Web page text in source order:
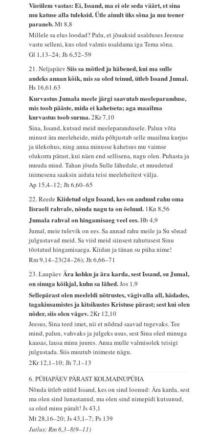
Väeülem vastas: Ei, Issand, ma ei ole seda väärt, et sina
mu katuse alla tuleksid. Ütle ainult üks sõna ja mu teener
paraneb.Mt 8,8
Millele sa elus loodad? Palu, et jõuaksid usalduses Jeesuse
vastu selleni, kus oled valmis usaldama iga Tema sõna.
Gl 1,13–24; Jh 6,52–59
21. NeljapäevSiis sa mõtled ja häbened, kui ma sulle
andeks annan kõik, mis sa oled teinud, ütleb Issand Jumal.
Hs 16,61.63
Kurvastus Jumala meele järgi saavutab meeleparanduse,
mis toob pääste, mida ei kahetseta; aga maailma
kurvastus toob surma.2Kr 7,10
Sina, Issand, kutsud meid meeleparandusele. Palun võta
minust ära meeleheide, mida põhjustab selle maailma kurjus
ja ülekohus, ning anna minusse kahetsus mu vaimse
olukorra pärast, kui näen end sellisena, nagu olen. Puhasta ja
muuda mind. Tahan jõuda Sulle lähedale, et muudetud
inimesena saaksin aidata teisi meeleheitest välja.
Ap 15,4–12; Jh 6,60–65
22. ReedeKiidetud olgu Issand, kes on andnud rahu oma
Iisraeli rahvale, nõnda nagu ta on öelnud. 1Kn 8,56
Jumala rahval on hingamisaeg veel ees.Hb 4,9
Jumal, meie tulevik on ees. Sa annad rahu meile ja Su sõnad
julgustavad meid. Sa viid meid siinsest rahutusest Sinu
tõotatud hingamisaega. Kiidan ja tänan su püha nime!
Rm 9,14–23(24–26); Jh 6,66–71
23. LaupäevÄra kohku ja ära karda, sest Issand, su Jumal,
on sinuga kõikjal, kuhu sa lähed.Jos 1,9
Sellepärast olen meeleldi nõtrustes, vägivalla all, hädades,
tagakiusamistes ja kitsikustes Kristuse pärast; sest kui olen
nõder, siis olen vägev.2Kr 12,10
Jeesus, Sina teed imet, nii et nõdrad saavad tugevaks. Tee
mind, palun, vahvaks ja julgeks usus, sest Sina oled minuga
kaasas, lausa minu juures. Anna mulle valmisolek teisigi
julgustada. Siis muutub inimeste nägu.
2Kr 12,1–10; Jh 7,1–13
6. PÜHAPÄEV PÄRAST KOLMAINUPÜHA
Nõnda ütleb nüüd Issand, kes on sind loonud: Ära karda, sest
ma olen sind lunastanud, ma olen sind nimepidi kutsunud,
sa oled minu päralt!Js 43,1
Mt 28,16–20; Js 43,1–7; Ps 139
Jutlus: Rm 6,3–8(9–11)